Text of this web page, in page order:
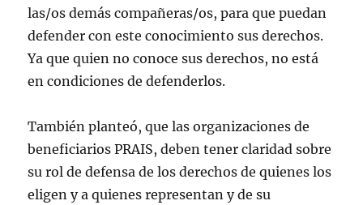
las/os demás compañeras/os, para que puedan
defender con este conocimiento sus derechos.
Ya que quien no conoce sus derechos, no está
en condiciones de defenderlos.
También planteó, que las organizaciones de
beneficiarios PRAIS, deben tener claridad sobre
su rol de defensa de los derechos de quienes los
eligen y a quienes representan y de su